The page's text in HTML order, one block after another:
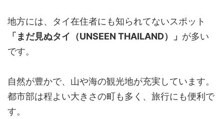
地方には、タイ在住者にも知られてないスポット
「まだ見ぬタイ（UNSEEN THAILAND）」 が多い
です。
自然が豊かで、山や海の観光地が充実しています。
都市部は程よい大きさの町も多く、旅行にも便利で
す。